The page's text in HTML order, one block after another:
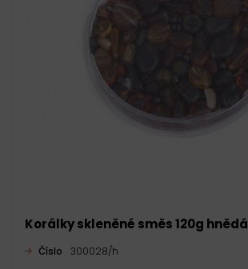
Korálky skleněné směs 120g hnědá
Číslo 300028/h